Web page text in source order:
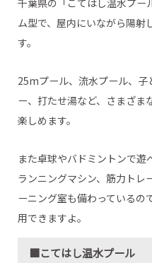
ム型で、屋内にいながら陽射
す。
25mプール、流水プール、子
ー、打たせ湯など、さまざま
楽しめます。
また卓球やバドミントンで遊
ランニングマシン、筋力トレ
ーニング室も備わっているの
用できますよ。
■こてはし温水プール